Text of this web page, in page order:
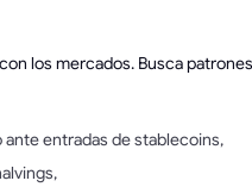
los mercados. Busca patrones
entradas de stablecoins,